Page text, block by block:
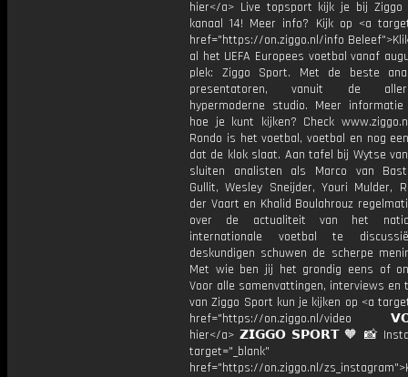
hier</a> Live topsport kijk je bij
kanaal 14! Meer info? Kijk op <a
href="https://on.ziggo.nl/info
al het UEFA Europees voetbal vanaf
plek: Ziggo Sport. Met de beste
presentatoren, vanuit de
hypermoderne studio. Meer
hoe je kunt kijken? Check
Rondo is het voetbal, voetbal en nog
dat de klok slaat. Aan tafel bij Wytse
sluiten analisten als Marco van
Gullit, Wesley Sneijder, Youri Mulder,
der Vaart en Khalid Boulahrouz
over de actualiteit van het
internationale voetbal te
deskundigen schuwen de scherpe
Met wie ben jij het grondig eens of
Voor alle samenvattingen, interviews en
van Ziggo Sport kun je kijken op <a
href="https://on.ziggo.nl/video
hier</a> 𝗭𝗜𝗚𝗚𝗢 𝗦𝗣𝗢𝗥𝗧 🧡 📸
target="_blank"
href="https://on.ziggo.nl/